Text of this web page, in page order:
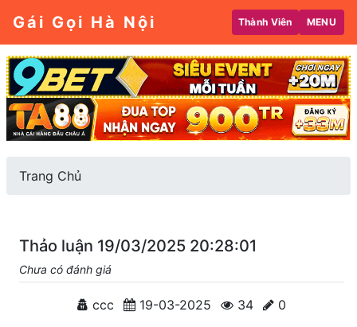
Gái Gọi Hà Nội Thành Viên MENU
Trang Chủ
Thảo luận 19/03/2025 20:28:01
Chưa có đánh giá
ccc 19-03-2025 34 0